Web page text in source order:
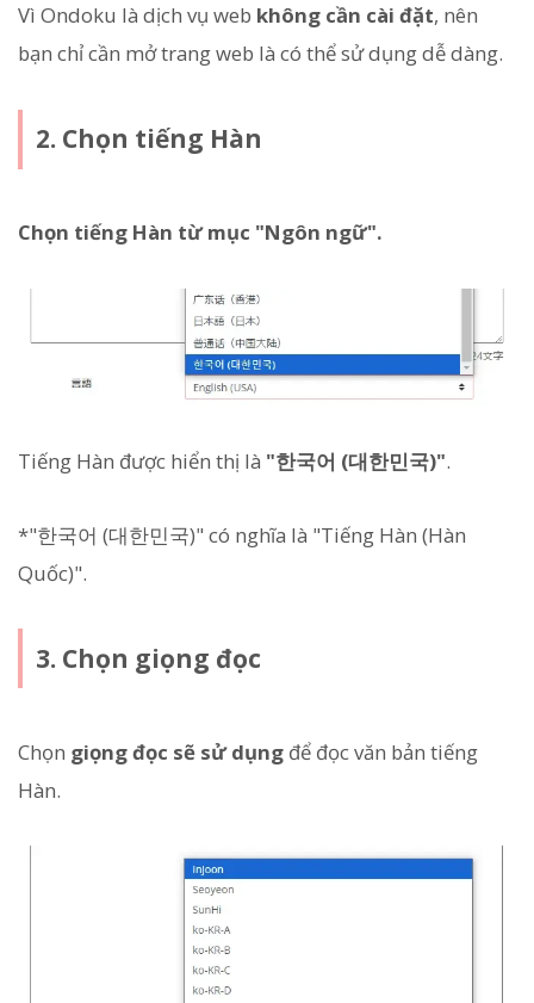
Vì Ondoku là dịch vụ web không cần cài đặt, nên
bạn chỉ cần mở trang web là có thể sử dụng dễ dàng.
2. Chọn tiếng Hàn
Chọn tiếng Hàn từ mục "Ngôn ngữ".
Tiếng Hàn được hiển thị là "한국어 (대한민국)".
*"한국어 (대한민국)" có nghĩa là "Tiếng Hàn (Hàn
Quốc)".
3. Chọn giọng đọc
Chọn giọng đọc sẽ sử dụng để đọc văn bản tiếng
Hàn.